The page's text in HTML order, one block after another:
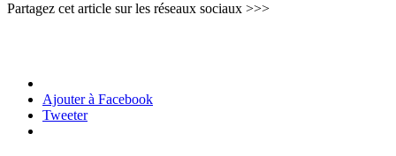
Partagez cet article sur les réseaux sociaux >>>
Ajouter à Facebook
Tweeter